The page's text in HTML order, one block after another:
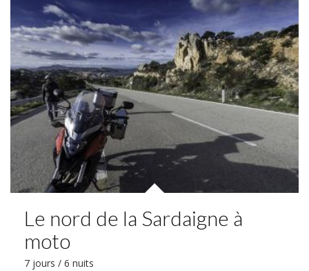
Le nord de la Sardaigne à
moto
7 jours / 6 nuits